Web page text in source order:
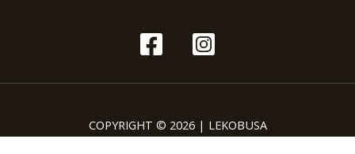
COPYRIGHT © 2026 | LEKOBUSA